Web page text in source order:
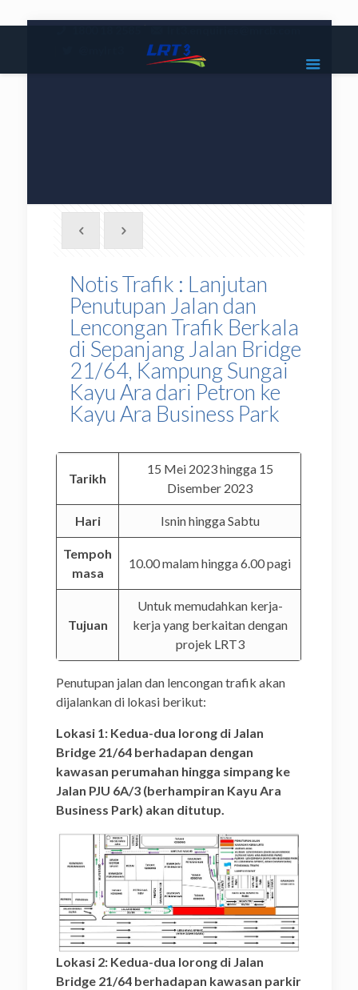
|
Notis Trafik : Lanjutan
Penutupan Jalan dan
Lencongan Trafik Berkala
di Sepanjang Jalan Bridge
21/64, Kampung Sungai
Kayu Ara dari Petron ke
Kayu Ara Business Park
Tarikh
15 Mei 2023 hingga 15
Disember 2023
Hari Isnin hingga Sabtu
Tempoh
masa
10.00 malam hingga 6.00 pagi
Tujuan
Untuk memudahkan kerja-
kerja yang berkaitan dengan
projek LRT3
Penutupan jalan dan lencongan trafik akan
dijalankan di lokasi berikut:
Lokasi 1: Kedua-dua lorong di Jalan
Bridge 21/64 berhadapan dengan
kawasan perumahan hingga simpang ke
Jalan PJU 6A/3 (berhampiran Kayu Ara
Business Park) akan ditutup.
Lokasi 2: Kedua-dua lorong di Jalan
Bridge 21/64 berhadapan kawasan parkir